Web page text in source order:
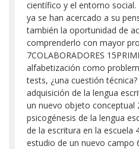
científico y el entorno
ya se han acercado a su
también la oportunidad de
comprenderlo con mayor
7COLABORADORES
alfabetización como
tests, ¿una cuestión
adquisición de la lengua
un nuevo objeto conceptual
psicogénesis de la lengua
de la escritura en la escuela
estudio de un nuevo campo